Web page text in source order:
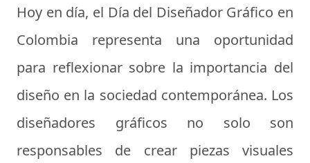
Hoy en día, el Día del Diseñador Gráfico en
Colombia representa una oportunidad
para reflexionar sobre la importancia del
diseño en la sociedad contemporánea. Los
diseñadores gráficos no solo son
responsables de crear piezas visuales